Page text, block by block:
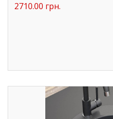
2710.00 грн.